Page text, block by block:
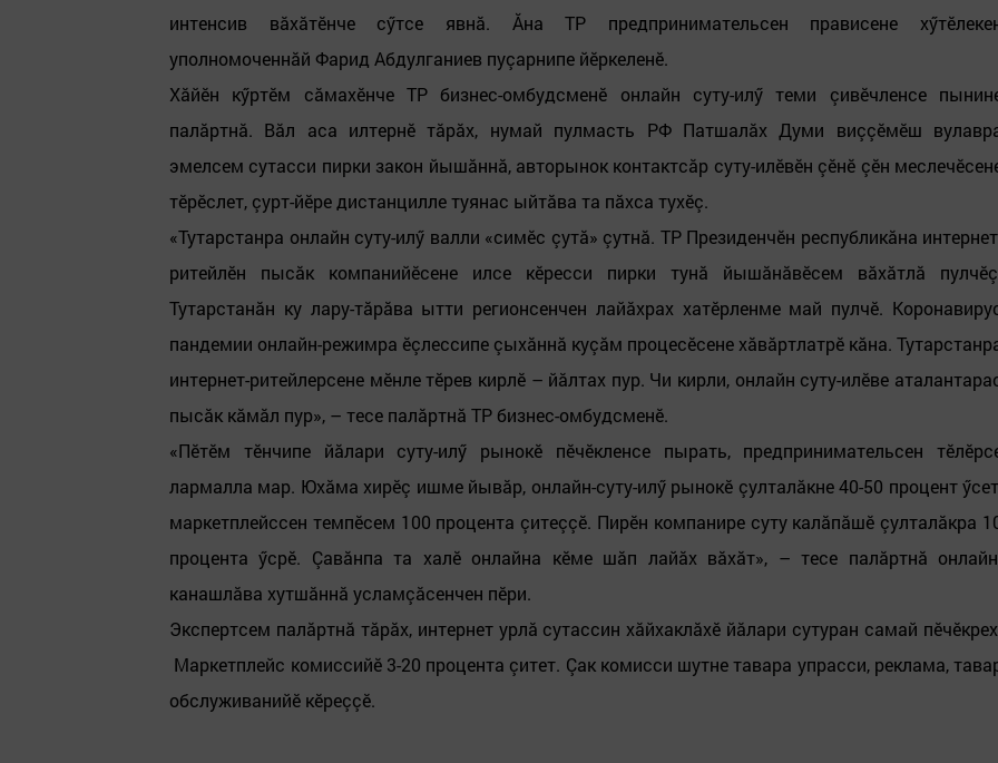
интенсив вăхăтӗнче сӳтсе явнă. Ăна ТР предпринимательсен прависене
уполномоченнăй Фарид Абдулганиев пуçарнипе йӗркеленӗ.
Хăйӗн кӳртӗм сăмахӗнче ТР бизнес-омбудсменӗ онлайн суту-илӳ теми çивӗчленсе
палăртнă. Вăл аса илтернӗ тăрăх, нумай пулмасть РФ Патшалăх Думи виççӗмӗш
эмелсем сутасси пирки закон йышăннă, авторынок контактсăр суту-илӗвӗн çӗнӗ çӗн
тӗрӗслет, çурт-йӗре дистанцилле туянас ыйтăва та пăхса тухӗç.
«Тутарстанра онлайн суту-илӳ валли «симӗс çутă» çутнă. ТР Президенчӗн республикăна
ритейлӗн пысăк компанийӗсене илсе кӗресси пирки тунă йышăнăвӗсем вăхăтлă
Тутарстанăн ку лару-тăрăва ытти регионсенчен лайăхрах хатӗрленме май пулчӗ.
пандемии онлайн-режимра ӗçлессипе çыхăннă куçăм процесӗсене хăвăртлатрӗ кăна.
интернет-ритейлерсене мӗнле тӗрев кирлӗ – йăлтах пур. Чи кирли, онлайн суту-илӗве
пысăк кăмăл пур», – тесе палăртнă ТР бизнес-омбудсменӗ.
«Пӗтӗм тӗнчипе йăлари суту-илӳ рынокӗ пӗчӗкленсе пырать, предпринимательсен
лармалла мар. Юхăма хирӗç ишме йывăр, онлайн-суту-илӳ рынокӗ çулталăкне 40-50 процент
маркетплейссен темпӗсем 100 процента çитеççӗ. Пирӗн компанире суту калăпăшӗ çулталăкра
процента ӳсрӗ. Çавăнпа та халӗ онлайна кӗме шăп лайăх вăхăт», – тесе палăртнă
канашлăва хутшăннă усламçăсенчен пӗри.
Экспертсем палăртнă тăрăх, интернет урлă сутассин хăйхаклăхӗ йăлари сутуран самай
Маркетплейс комиссийӗ 3-20 процента çитет. Çак комисси шутне тавара упрасси, реклама,
обслуживанийӗ кӗреççӗ.